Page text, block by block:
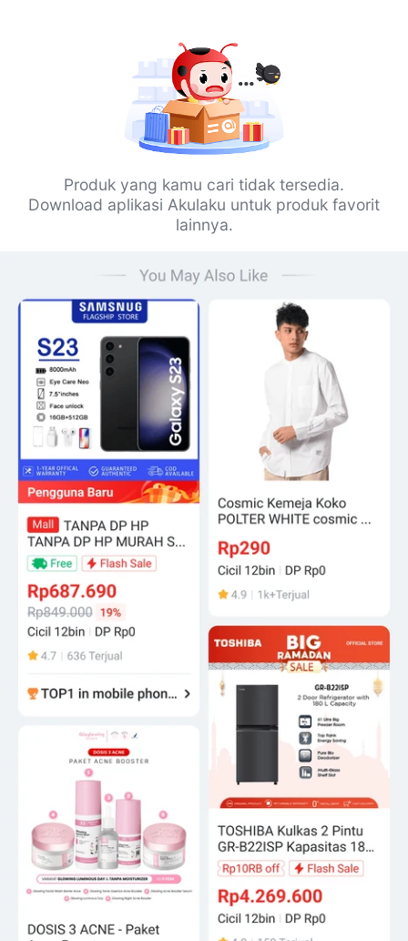
Produk yang kamu cari tidak tersedia.
Download aplikasi Akulaku untuk produk favorit
lainnya.